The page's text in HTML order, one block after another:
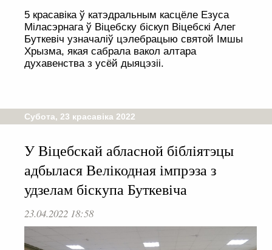
5 красавіка ў катэдральным касцёле Езуса
Міласэрнага ў Віцебску біскуп Віцебскі Алег
Буткевіч узначаліў цэлебрацыю святой Імшы
Хрызма, якая сабрала вакол алтара
духавенства з усёй дыяцэзіі.
Субота, 23 красавіка 2022
У Віцебскай абласной бібліятэцы
адбылася Велікодная імпрэза з
удзелам біскупа Буткевіча
23.04.2022 18:58